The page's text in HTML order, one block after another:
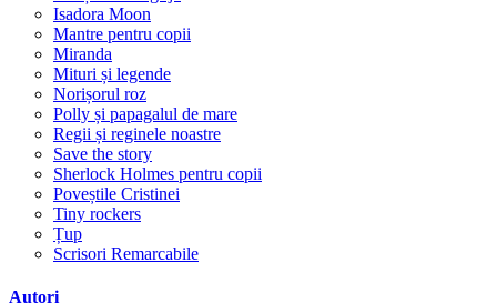
Isadora Moon
Mantre pentru copii
Miranda
Mituri și legende
Norișorul roz
Polly și papagalul de mare
Regii și reginele noastre
Save the story
Sherlock Holmes pentru copii
Poveștile Cristinei
Tiny rockers
Țup
Scrisori Remarcabile
Autori